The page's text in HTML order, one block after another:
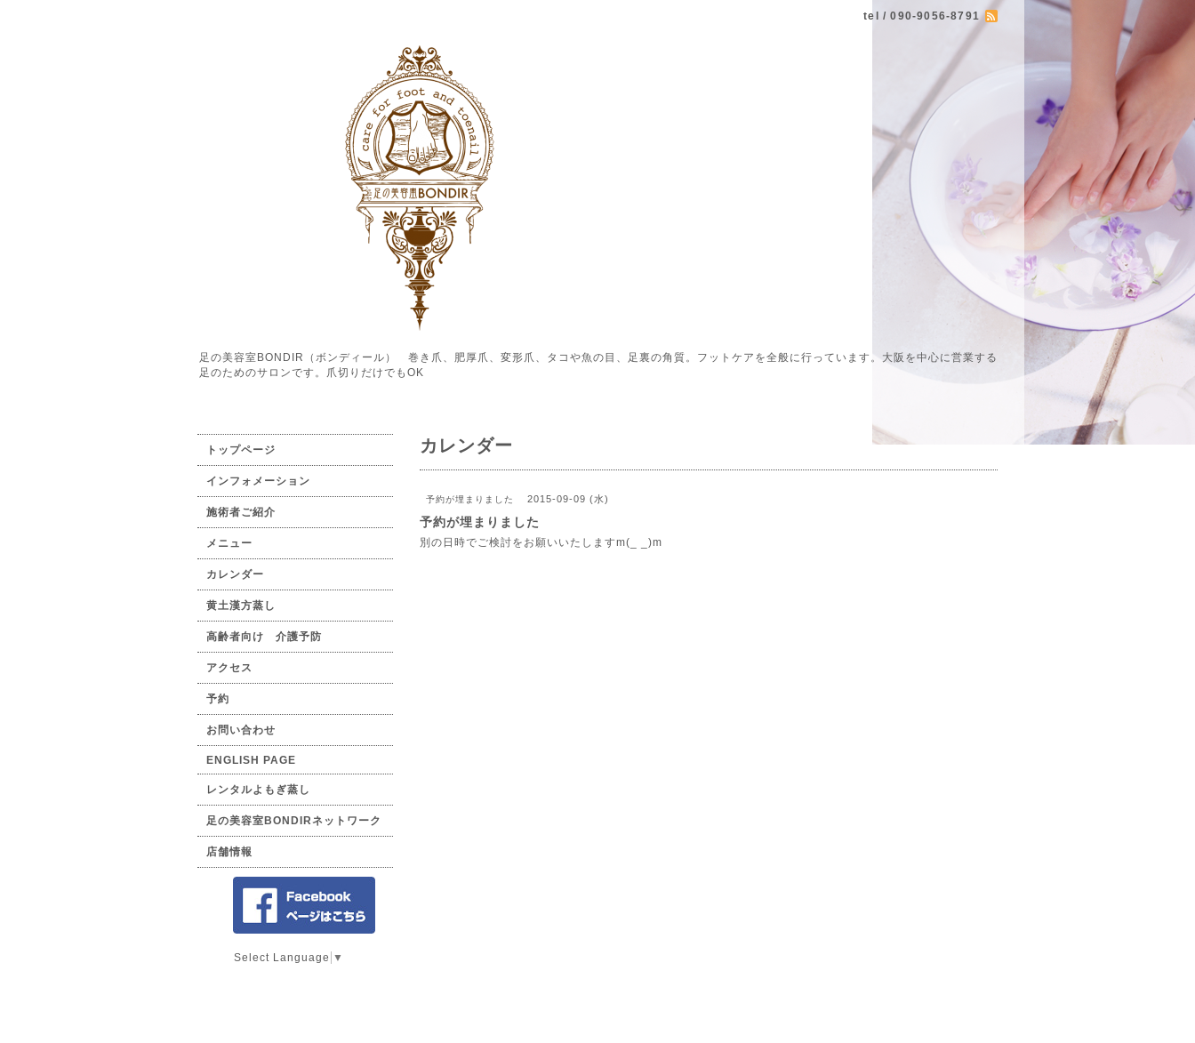
tel / 090-9056-8791
足の美容室BONDIR（ボンディール） 巻き爪、肥厚爪、変形爪、タコや魚の目、足裏の角質。フットケアを全般に行っています。大阪を中心に営業する
足のためのサロンです。爪切りだけでもOK
カレンダー
予約が埋まりました 2015-09-09 (水)
予約が埋まりました
別の日時でご検討をお願いいたしますm(_ _)m
トップページ
インフォメーション
施術者ご紹介
メニュー
カレンダー
黄土漢方蒸し
高齢者向け 介護予防
アクセス
予約
お問い合わせ
ENGLISH PAGE
レンタルよもぎ蒸し
足の美容室BONDIRネットワーク
店舗情報
Select Language ▼